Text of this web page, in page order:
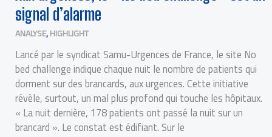
signal d’alarme
ANALYSE,HIGHLIGHT
Lancé par le syndicat Samu-Urgences de France, le site No
bed challenge indique chaque nuit le nombre de patients qui
dorment sur des brancards, aux urgences. Cette initiative
révèle, surtout, un mal plus profond qui touche les hôpitaux.
« La nuit dernière, 178 patients ont passé la nuit sur un
brancard ». Le constat est édifiant. Sur le